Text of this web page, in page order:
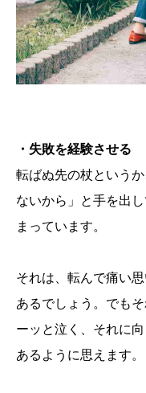
・失敗を経験させる
転ばぬ先の杖という
ないから」と手を出
まっています。
それは、転んで痛い
あるでしょう。でも
ーッと泣く、それに
あるように思えます。